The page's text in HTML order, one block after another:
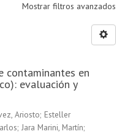
Mostrar filtros avanzados
contaminantes en
evaluación y
Ariosto; Esteller
; Jara Marini, Martín;